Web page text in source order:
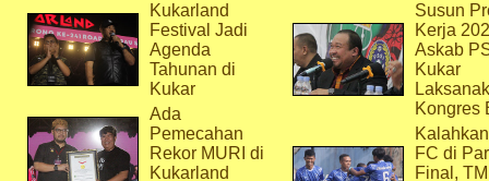
Kukarland
Festival Jadi
Agenda
Tahunan di
Kukar
Ada
Pemecahan
Rekor MURI di
Kukarland
Susun
Kerja
Askab
Kukar
Kongres
FC di
Final,